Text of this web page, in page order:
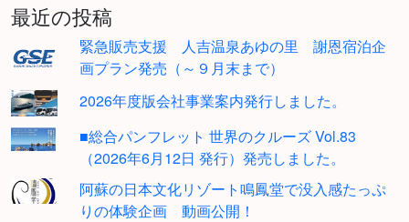
最近の投稿
緊急販売支援 人吉温泉あゆの里 謝恩宿泊企
画プラン発売（～９月末まで）
2026年度版会社事業案内発行しました。
■総合パンフレット 世界のクルーズ Vol.83
（2026年6月12日 発行）発売しました。
阿蘇の日本文化リゾート鳴鳳堂で没入感たっぷ
りの体験企画 動画公開！